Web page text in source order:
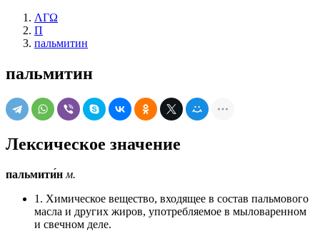
ΛΓΩ
П
пальмитин
пальмитин
Лексическое значение
пальмити́н м.
1. Химическое вещество, входящее в состав пальмового
масла и других жиров, употребляемое в мыловаренном
и свечном деле.